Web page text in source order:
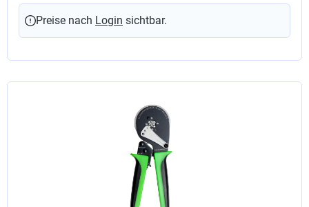
Preise nach Login sichtbar.